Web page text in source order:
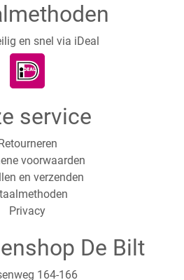
en snel via iDeal
service
voorwaarden
en verzenden
Privacy
De Bilt
164-166